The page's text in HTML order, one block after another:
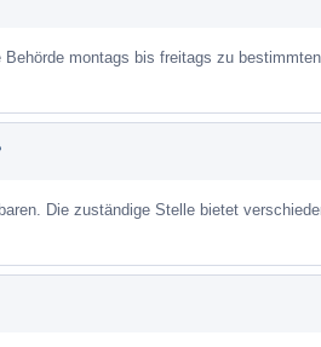
montags bis freitags zu
Die zuständige Stelle bietet